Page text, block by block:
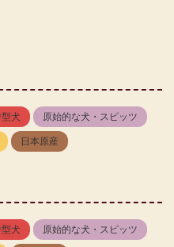
犬 原始的な犬・スピッツ
日本原産
犬 原始的な犬・スピッツ